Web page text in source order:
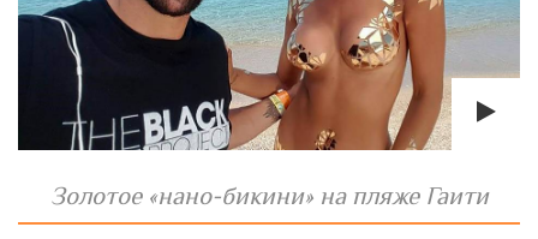
Золотое «нано-бикини» на пляже Гаити